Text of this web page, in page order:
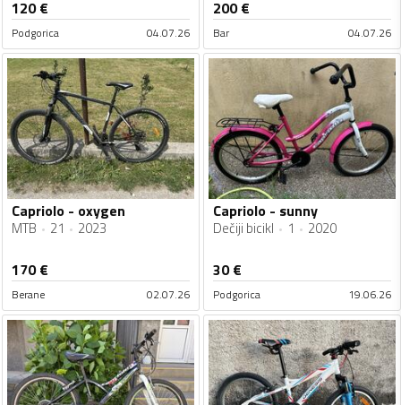
120€
Podgorica 04.07.26
200€
Bar 04.07.26
Capriolo - oxygen
MTB 21 2023
170€
Berane 02.07.26
Capriolo - sunny
Dečiji bicikl 1 2020
30€
Podgorica 19.06.26